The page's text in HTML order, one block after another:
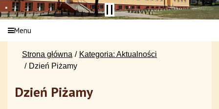
Menu
Strona główna
Kategoria: Aktualności
Dzień Piżamy
Dzień Piżamy